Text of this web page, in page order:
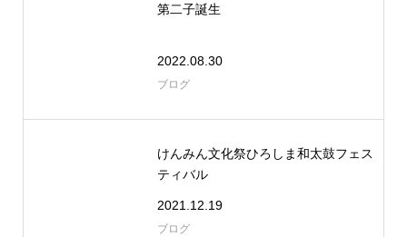
第二子誕生
2022.08.30
ブログ
けんみん文化祭ひろしま和太鼓フェス
ティバル
2021.12.19
ブログ